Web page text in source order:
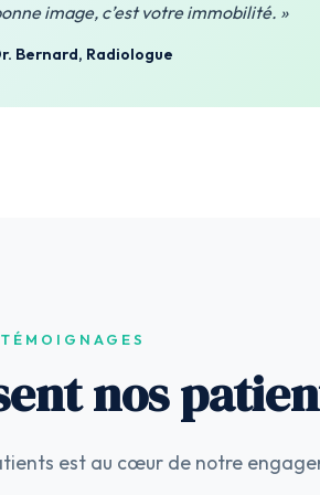
image, c’est votre immobilité. »
Bernard, Radiologue
TÉMOIGNAGES
nos
est au cœur de notre